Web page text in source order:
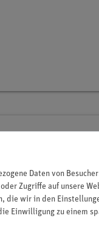
Geräte
Daten von
Zugriffe auf unsere
die wir in den
Einwilligung zu einem